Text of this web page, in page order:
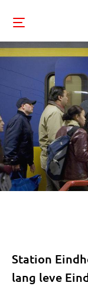
Station
lang leve